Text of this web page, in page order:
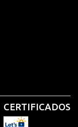
CERTIFICADOS